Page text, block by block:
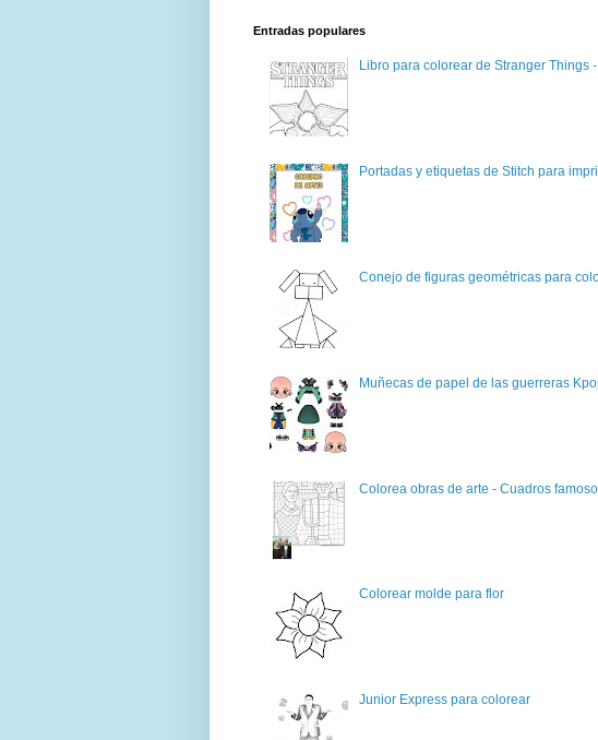
Entradas populares
Libro para colorear de Stranger Things
Portadas y etiquetas de Stitch para
Conejo de figuras geométricas para
Muñecas de papel de las guerreras
Colorea obras de arte - Cuadros
Colorear molde para flor
Junior Express para colorear